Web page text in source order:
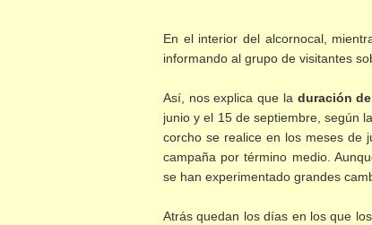
En el interior del alcornocal,
informando al grupo de visitantes
Así, nos explica que la duración
junio y el 15 de septiembre, según
corcho se realice en los meses de
campaña por término medio.
se han experimentado grandes
Atrás quedan los días en los que